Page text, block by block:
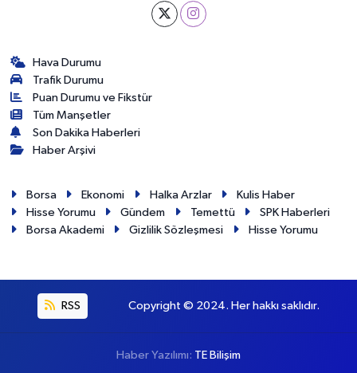
Hava Durumu
Trafik Durumu
Puan Durumu ve Fikstür
Tüm Manşetler
Son Dakika Haberleri
Haber Arşivi
Borsa Ekonomi Halka Arzlar
Kulis Haber
Hisse Yorumu
Gündem Temettü
SPK Haberleri
Borsa Akademi
Gizlilik Sözleşmesi Hisse Yorumu
RSS Copyright © 2024. Her hakkı saklıdır.
Haber Yazılımı: TE Bilişim